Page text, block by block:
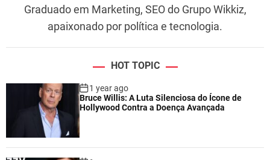
Graduado em Marketing, SEO do Grupo Wikkiz,
apaixonado por política e tecnologia.
HOT TOPIC
1 year ago
Bruce Willis: A Luta Silenciosa do Ícone de
Hollywood Contra a Doença Avançada